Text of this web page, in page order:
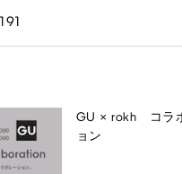
GU × rokh コラ
ョン